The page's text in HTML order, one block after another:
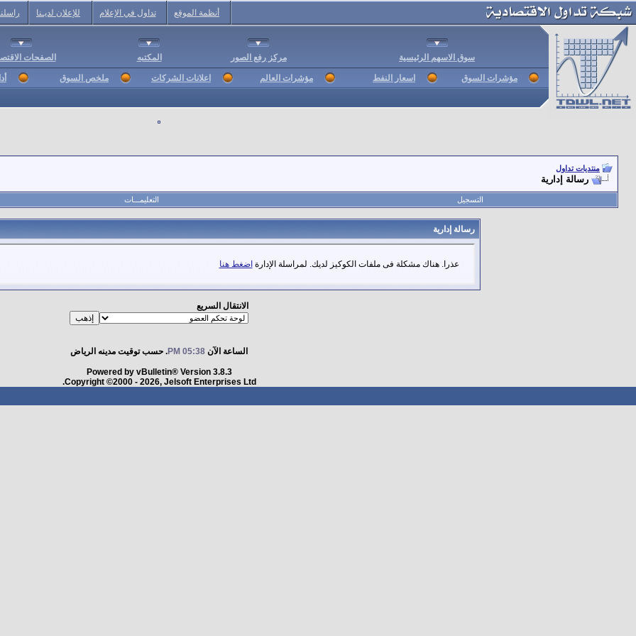
أنظمة الموقع تداول في الإعلام للإعلان لديـنا
سوق الاسهم الرئيسية مركز رفع الصور المكتبه الصفحات
مؤشرات السوق اسعار النفط مؤشرات العالم اعلانات الشركات ملخص السوق
منتديات تداول
رسالة إدارية
التسجيل التعليمـــات
رسالة إدارية
عذرا. هناك مشكلة فى ملفات الكوكيز لديك. لمراسلة الإدارة اضغط هنا
الانتقال السريع
الساعة الآن 05:38 PM . حسب توقيت مدينه الرياض
Powered by vBulletin® Version 3.8.3
Copyright ©2000 - 2026, Jelsoft Enterprises Ltd.